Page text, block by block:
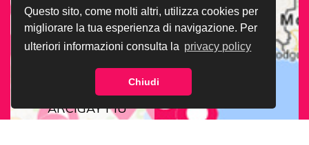
Questo sito, come molti altri, utilizza cookies per
migliorare la tua esperienza di navigazione. Per
ulteriori informazioni consulta la privacy policy
Chiudi
CERCA LA SEDE
ARCIGAY PIÙ